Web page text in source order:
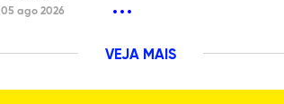
05 ago 2026
VEJA MAIS